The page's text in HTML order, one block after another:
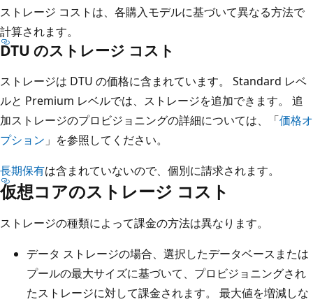
ストレージ コストは、各購入モデルに基づいて異なる方法で
計算されます。
DTU のストレージ コスト
ストレージは DTU の価格に含まれています。 Standard レベ
ルと Premium レベルでは、ストレージを追加できます。 追
加ストレージのプロビジョニングの詳細については、「価格オ
プション 」を参照してください。
長期保有は含まれていないので、個別に請求されます。
仮想コアのストレージ コスト
ストレージの種類によって課金の方法は異なります。
データ ストレージの場合、選択したデータベースまたは
プールの最大サイズに基づいて、プロビジョニングされ
たストレージに対して課金されます。 最大値を増減しな